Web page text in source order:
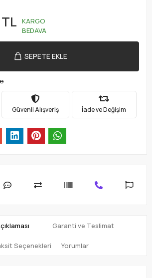
KARGO
BEDAVA
SEPETE EKLE
Güvenli Alışveriş İade ve Değişim
Garanti ve Teslimat
Seçenekleri Yorumlar